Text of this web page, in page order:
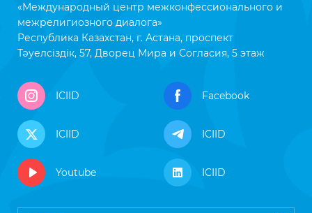
«Международный центр межконфессионального и
межрелигиозного диалога»
Республика Казахстан, г. Астана, проспект
Тәуелсіздік, 57, Дворец Мира и Согласия, 5 этаж
ICIID Facebook
ICIID ICIID
Youtube ICIID